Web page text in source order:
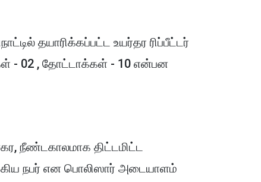
தயாரிக்கப்பட்ட உயர்தர ரிப்பீட்டர்
- 02 , தோட்டாக்கள் - 10 என்பன
நீண்டகாலமாக திட்டமிட்ட
நபர் என பொலிஸார் அடையாளம்